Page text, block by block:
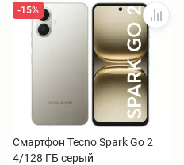
-15%
Смартфон Tecno Spark Go 2
4/128 ГБ серый